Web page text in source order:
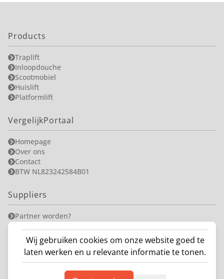
Products
Traplift
Inloopdouche
Scootmobiel
Huislift
Platformlift
VergelijkPortaal
Homepage
Over ons
Contact
BTW NL823242584B01
Suppliers
Partner worden?
Wij gebruiken cookies om onze website goed te
laten werken en u relevante informatie te tonen.